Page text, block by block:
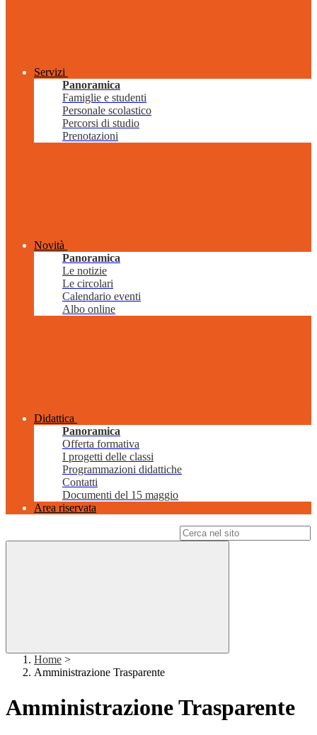
Servizi
Panoramica
Famiglie e studenti
Personale scolastico
Percorsi di studio
Prenotazioni
Novità
Panoramica
Le notizie
Le circolari
Calendario eventi
Albo online
Didattica
Panoramica
Offerta formativa
I progetti delle classi
Programmazioni didattiche
Contatti
Documenti del 15 maggio
Area riservata
Home >
Amministrazione Trasparente
Amministrazione Trasparente